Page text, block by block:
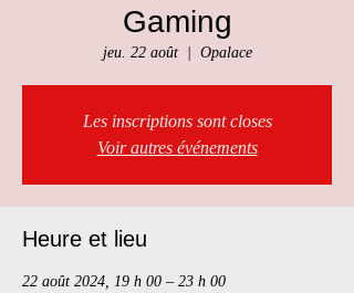
Gaming
jeu. 22 août
  |
Opalace
Les inscriptions sont closes
Voir autres événements
Heure et lieu
22 août 2024, 19 h 00 – 23 h 00